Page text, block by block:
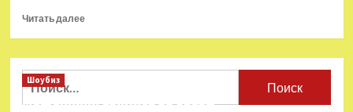
Читать далееПрочитать
Успенская
предложении
Найти:
Шоубиз
Мошенники взялись за звезд